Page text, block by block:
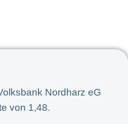
Nordharz eG
von 1,48.